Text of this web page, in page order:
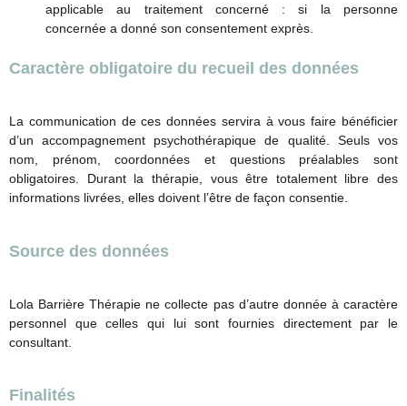
applicable au traitement concerné : si la personne
concernée a donné son consentement exprès.
Caractère obligatoire du recueil des données
La communication de ces données servira à vous faire bénéficier
d’un accompagnement psychothérapique de qualité. Seuls vos
nom, prénom, coordonnées et questions préalables sont
obligatoires. Durant la thérapie, vous être totalement libre des
informations livrées, elles doivent l’être de façon consentie.
Source des données
Lola Barrière Thérapie ne collecte pas d’autre donnée à caractère
personnel que celles qui lui sont fournies directement par le
consultant.
Finalités